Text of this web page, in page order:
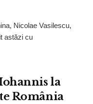
Nicolae Vasilescu,
astăzi cu
la
România